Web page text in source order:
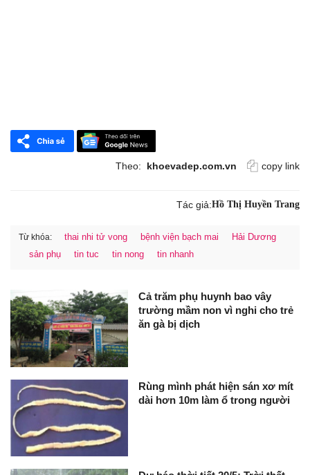
Theo: khoevadep.com.vn copy link
Tác giả:Hồ Thị Huyền Trang
Từ khóa: thai nhi tử vong bệnh viện bạch mai
Hải Dương
sản phụ
tin tuc tin nong tin nhanh
Cả trăm phụ huynh bao vây
trường mầm non vì nghi cho trẻ
ăn gà bị dịch
Rùng mình phát hiện sán xơ mít
dài hơn 10m làm ổ trong người